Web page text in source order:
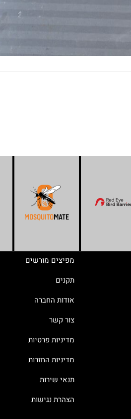
מפיצים מורשים
תקנים
אודות החברה
צור קשר
מדיניות פרטיות
מדיניות החזרות
תנאי שירות
הצהרת נגישות